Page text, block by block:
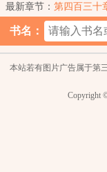
快，怕是古往今来第...
最新章节： 第四百三十
书名：
本站若有图片广告属于第
Copyright